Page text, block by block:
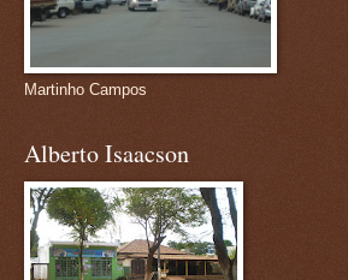
Martinho Campos
Alberto Isaacson